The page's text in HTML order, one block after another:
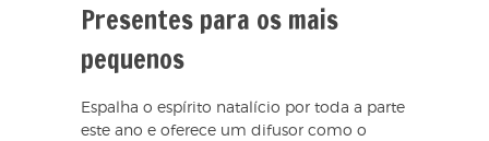
Presentes para os mais
pequenos
Espalha o espírito natalício por toda a parte
este ano e oferece um difusor como o